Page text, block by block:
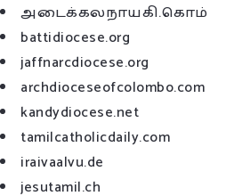
அடைக்கலநாயகி.கொம்
battidiocese.org
jaffnarcdiocese.org
archdioceseofcolombo.com
kandydiocese.net
tamilcatholicdaily.com
iraivaalvu.de
jesutamil.ch